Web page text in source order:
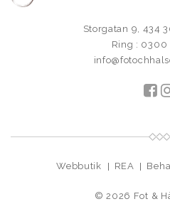
Storgatan 9, 434
Ring : 0300
Webbutik REA
© 2026 Fot &